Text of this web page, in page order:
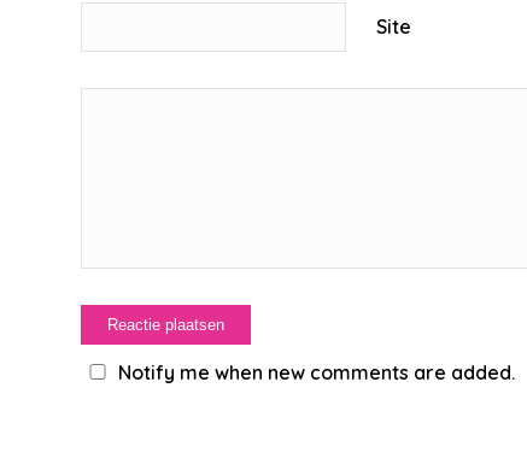
Site
Notify me when new comments are added.